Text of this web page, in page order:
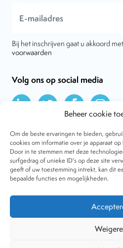
Beheer cookie
Om de beste ervaringen te bieden,
cookies om informatie over je apparaat
Door in te stemmen met deze
surfgedrag of unieke ID's op deze site
geeft of uw toestemming intrekt, kan dit
bepaalde functies en mogelijkheden.
Bij het inschrijven gaat u akkoord
voorwaarden
Volg ons op social media
Over VtdK
Contact
Nieuws
Behandelwijzen
Dossiers
Tijdschrift